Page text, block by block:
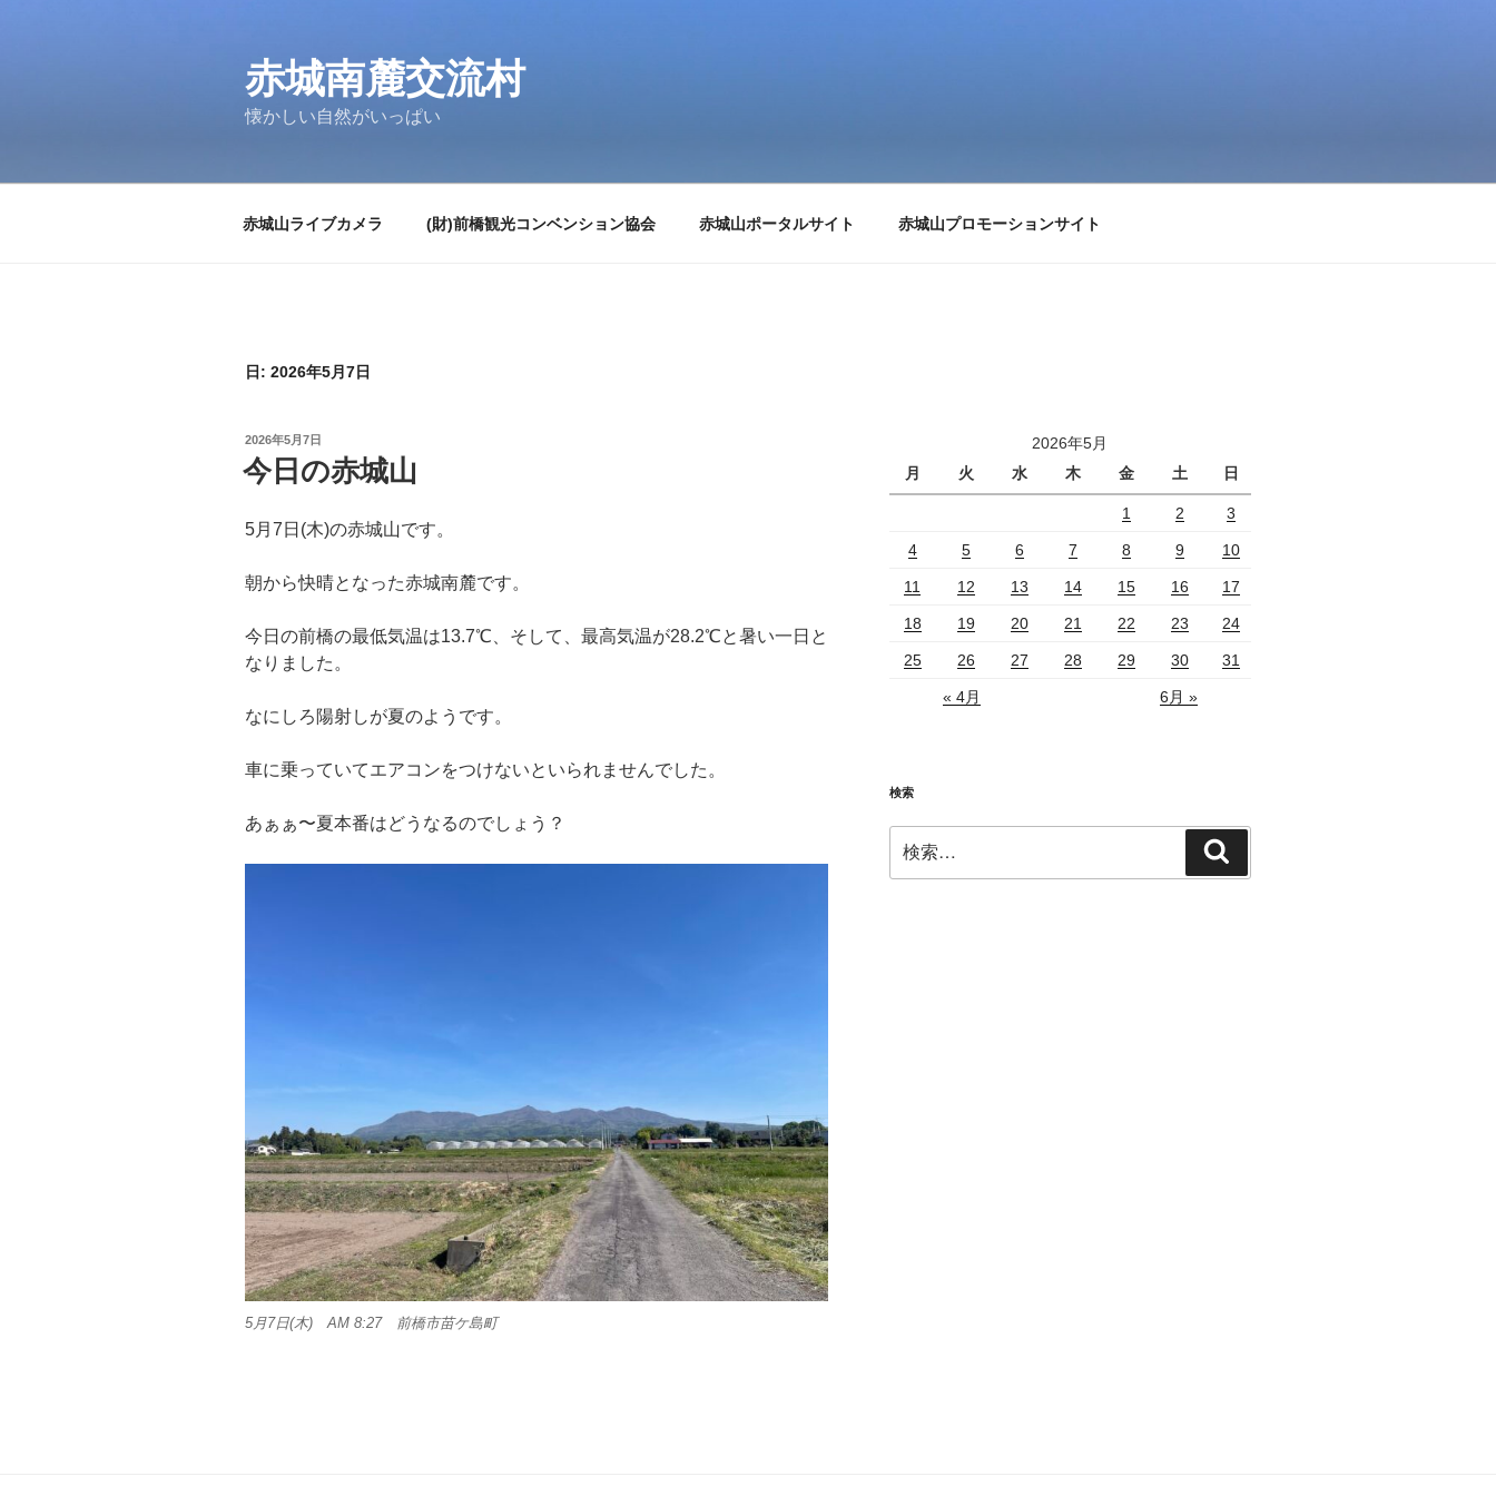
赤城南麓交流村
懐かしい自然がいっぱい
赤城山ライブカメラ (財)前橋観光コンベンション協会 赤城山ポータルサイト 赤城山プロモーションサイト
日: 2026年5月7日
投
稿
日:
2026年5月7日
今日の赤城山
5月7日(木)の赤城山です。
朝から快晴となった赤城南麓です。
今日の前橋の最低気温は13.7℃、そして、最高気温が28.2℃と暑い一日と
なりました。
なにしろ陽射しが夏のようです。
車に乗っていてエアコンをつけないといられませんでした。
あぁぁ〜夏本番はどうなるのでしょう？
5月7日(木) AM 8:27 前橋市苗ケ島町
2026年5月
月
火 水 木 金 土 日
1 2 3
4 5 6 7 8 9 10
11 12 13 14 15 16 17
18 19 20 21 22 23 24
25 26 27 28 29 30 31
« 4月 6月 »
検索
索:
索